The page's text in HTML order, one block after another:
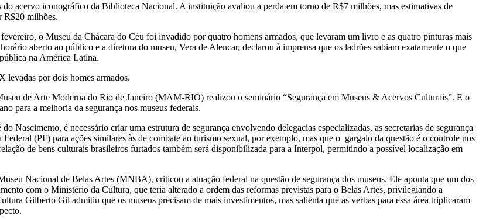
acervo iconográfico da Biblioteca Nacional. A instituição avaliou a perda em torno de R$7 milhões, mas estimativas de
R$20 milhões.
o Museu da Chácara do Céu foi invadido por quatro homens armados, que levaram um livro e as quatro pinturas mais
aberto ao público e a diretora do museu, Vera de Alencar, declarou à imprensa que os ladrões sabiam exatamente o que
na América Latina.
levadas por dois homes armados.
de Arte Moderna do Rio de Janeiro (MAM-RIO) realizou o seminário “Segurança em Museus & Acervos Culturais”. E o
para a melhoria da segurança nos museus federais.
é necessário criar uma estrutura de segurança envolvendo delegacias especializadas, as secretarias de segurança
(PF) para ações similares às de combate ao turismo sexual, por exemplo, mas que o gargalo da questão é o controle nos
de bens culturais brasileiros furtados também será disponibilizada para a Interpol, permitindo a possível localização em
Nacional de Belas Artes (MNBA), criticou a atuação federal na questão de segurança dos museus. Ele aponta que um dos
com o Ministério da Cultura, que teria alterado a ordem das reformas previstas para o Belas Artes, privilegiando a
Gilberto Gil admitiu que os museus precisam de mais investimentos, mas salienta que as verbas para essa área triplicaram